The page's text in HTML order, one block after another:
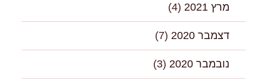
מרץ 2021 (4)
דצמבר 2020 (7)
נובמבר 2020 (3)